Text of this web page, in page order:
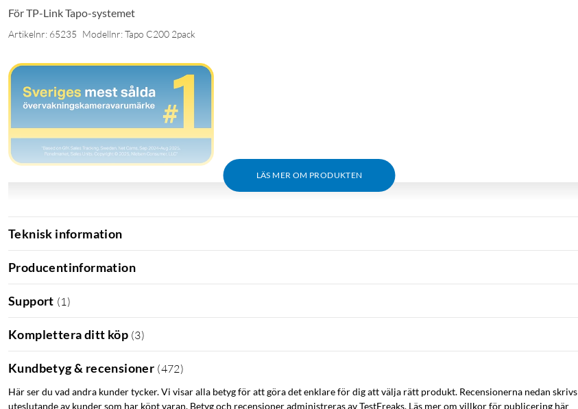
För TP-Link Tapo-systemet
Artikelnr: 65235 Modellnr: Tapo C200 2pack
LÄS MER OM PRODUKTEN
Teknisk information
Producentinformation
Support (1 )
Komplettera ditt köp (3)
Kundbetyg & recensioner (472)
Här ser du vad andra kunder tycker. Vi visar alla betyg för att göra det enklare för dig att välja rätt produkt. Recensionerna nedan skrivs
uteslutande av kunder som har köpt varan. Betyg och recensioner administreras av TestFreaks. Läs mer om villkor för publicering här